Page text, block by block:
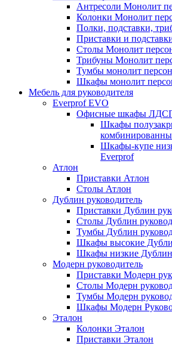
Антресоли Монолит
Колонки Монолит
Полки, подставки,
Приставки и
Столы Монолит
Трибуны Монолит
Тумбы монолит
Шкафы монолит
Мебель для руководителя
Everprof EVO
Офисные шкафы
Шкафы
Шкафы-купе
Everprof
Атлон
Приставки Атлон
Столы Атлон
Дублин руководитель
Приставки Дублин
Столы Дублин
Тумбы Дублин
Шкафы высокие
Шкафы низкие Дублин
Модерн руководитель
Приставки Модерн
Столы Модерн
Тумбы Модерн
Шкафы Модерн
Эталон
Колонки Эталон
Приставки Эталон